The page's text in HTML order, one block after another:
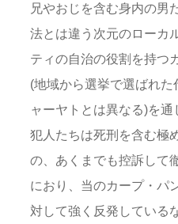
兄やおじを含む身内の男
法とは違う次元のローカ
ティの自治の役割を持つ
(地域から選挙で選ばれ
ャーヤトとは異なる)を通
犯人たちは死刑を含む極
の、あくまでも控訴して
におり、当のカープ・パ
対して強く反発している